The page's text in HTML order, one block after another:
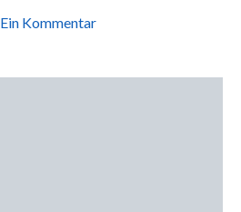
Ein Kommentar